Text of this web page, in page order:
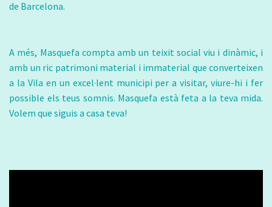
de Barcelona.
A més, Masquefa compta amb un teixit social viu i dinàmic, i
amb un ric patrimoni material i immaterial que converteixen
a la Vila en un excel·lent municipi per a visitar, viure-hi i fer
possible els teus somnis. Masquefa està feta a la teva mida.
Volem que siguis a casa teva!